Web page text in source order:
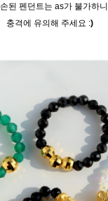
된 펜던트는 as가 불가하니
충격에 유의해 주세요 :)